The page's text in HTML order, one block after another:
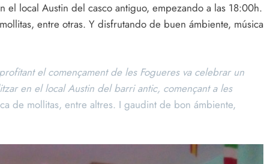
local Austin del casco antiguo, empezando a las 18:00h.
entre otras. Y disfrutando de buen ámbiente, música
el començament de les Fogueres va celebrar un
en el local Austin del barri antic, començant a les
de mollitas, entre altres. I gaudint de bon ámbiente,